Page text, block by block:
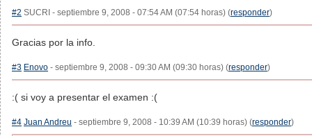
#2 SUCRI - septiembre 9, 2008 - 07:54 AM (07:54 horas) (responder)
Gracias por la info.
#3 Enovo - septiembre 9, 2008 - 09:30 AM (09:30 horas) (responder)
:( si voy a presentar el examen :(
#4 Juan Andreu - septiembre 9, 2008 - 10:39 AM (10:39 horas) (responder)